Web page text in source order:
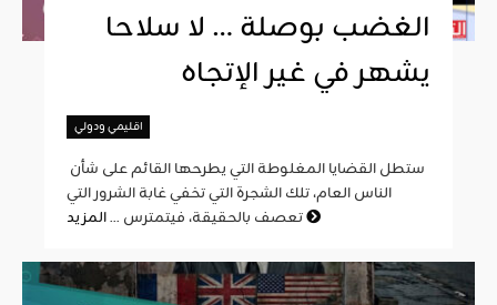
الغضب بوصلة … لا سلاحا
يشهر في غير الإتجاه
اقليمي ودولي
الناس العام، تلك الشجرة التي تخفي غابة الشرور التي
تعصف بالحقيقة، فيتمترس ...